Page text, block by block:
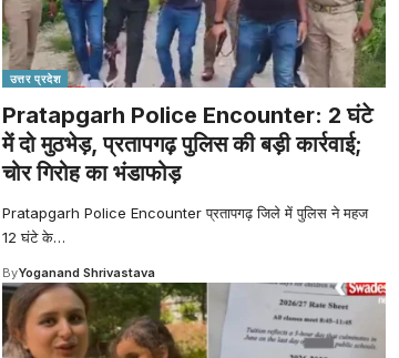
उत्तर प्रदेश
Pratapgarh Police Encounter: 2 घंटे
में दो मुठभेड़, प्रतापगढ़ पुलिस की बड़ी कार्रवाई;
चोर गिरोह का भंडाफोड़
Pratapgarh Police Encounter प्रतापगढ़ जिले में पुलिस ने महज
12 घंटे के…
ByYoganand Shrivastava